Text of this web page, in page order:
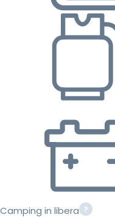
Camping in libera